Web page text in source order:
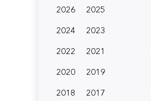
2026
2025
2024
2023
2022
2021
2020
2019
2018
2017